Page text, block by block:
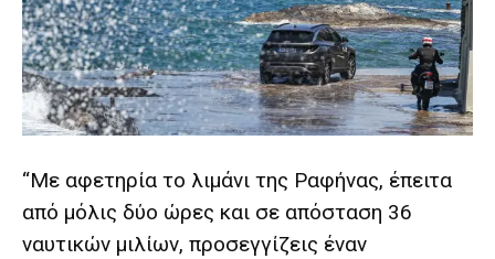
“Με αφετηρία το λιμάνι της Ραφήνας, έπειτα
από μόλις δύο ώρες και σε απόσταση 36
ναυτικών μιλίων, προσεγγίζεις έναν